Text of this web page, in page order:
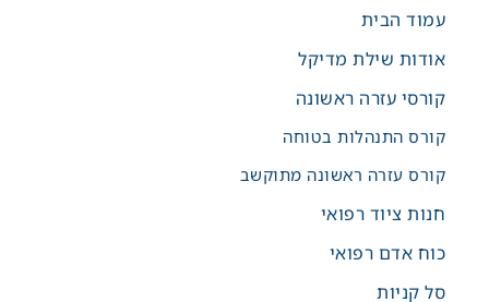
עמוד הבית
אודות שילת מדיקל
קורסי עזרה ראשונה
קורס התנהלות בטוחה
קורס עזרה ראשונה מתוקשב
חנות ציוד רפואי
כוח אדם רפואי
סל קניות